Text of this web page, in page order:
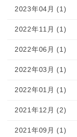
2023年04月 (1)
2022年11月 (1)
2022年06月 (1)
2022年03月 (1)
2022年01月 (1)
2021年12月 (2)
2021年09月 (1)